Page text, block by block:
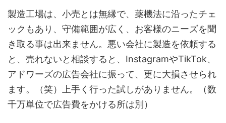
製造工場は、小売とは無縁で、薬機法に沿ったチェ
ックもあり、守備範囲が広く、お客様のニーズを聞
き取る事は出来ません。悪い会社に製造を依頼する
と、売れないと相談すると、InstagramやTikTok、
アドワーズの広告会社に振って、更に大損させられ
ます。（笑）上手く行った試しがありません。（数
千万単位で広告費をかける所は別）